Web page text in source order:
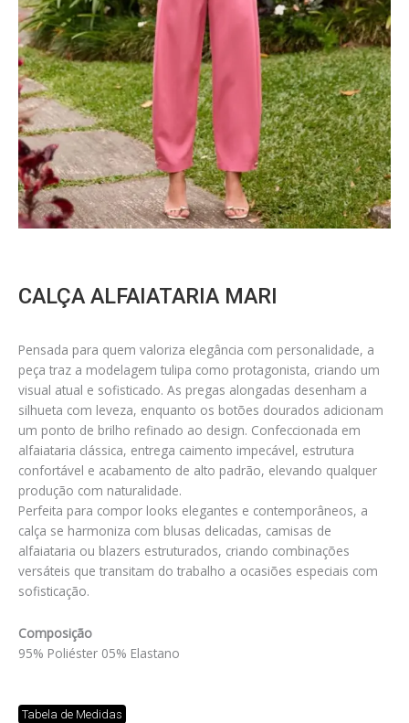
CALÇA ALFAIATARIA MARI
Pensada para quem valoriza elegância com personalidade, a
peça traz a modelagem tulipa como protagonista, criando um
visual atual e sofisticado. As pregas alongadas desenham a
silhueta com leveza, enquanto os botões dourados adicionam
um ponto de brilho refinado ao design. Confeccionada em
alfaiataria clássica, entrega caimento impecável, estrutura
confortável e acabamento de alto padrão, elevando qualquer
produção com naturalidade.
Perfeita para compor looks elegantes e contemporâneos, a
calça se harmoniza com blusas delicadas, camisas de
alfaiataria ou blazers estruturados, criando combinações
versáteis que transitam do trabalho a ocasiões especiais com
sofisticação.
Composição
95% Poliéster 05% Elastano
Tabela de Medidas